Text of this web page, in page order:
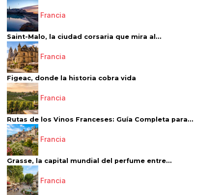
Francia
Saint-Malo, la ciudad corsaria que mira al...
Francia
Figeac, donde la historia cobra vida
Francia
Rutas de los Vinos Franceses: Guía Completa para...
Francia
Grasse, la capital mundial del perfume entre...
Francia